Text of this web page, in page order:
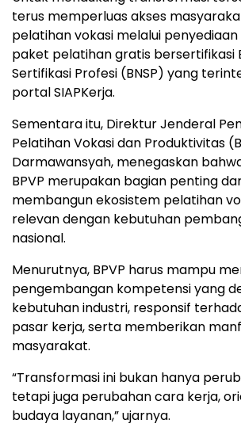
terus memperluas akses
pelatihan vokasi melalui
paket pelatihan gratis bersertifikasi
Sertifikasi Profesi (BNSP) yang
portal SIAPKerja.
Sementara itu, Direktur Jenderal
Pelatihan Vokasi dan Produktivitas
Darmawansyah, menegaskan
BPVP merupakan bagian penting
membangun ekosistem pelatihan
relevan dengan kebutuhan
nasional.
Menurutnya, BPVP harus mampu
pengembangan kompetensi yang
kebutuhan industri, responsif
pasar kerja, serta memberikan
masyarakat.
“Transformasi ini bukan hanya
tetapi juga perubahan cara kerja,
budaya layanan,” ujarnya.